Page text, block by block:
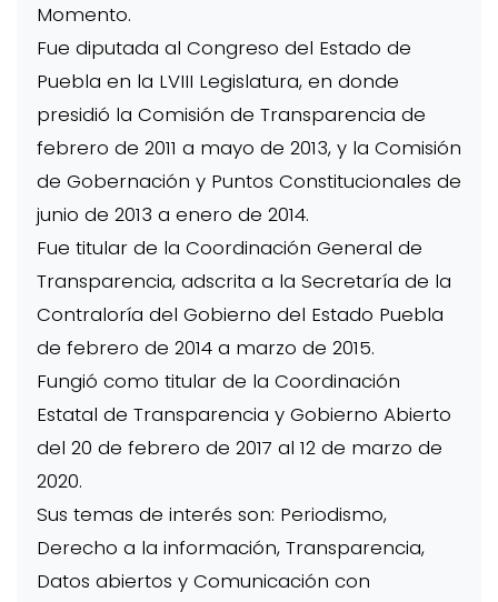
Momento.
Fue diputada al Congreso del Estado de
Puebla en la LVIII Legislatura, en donde
presidió la Comisión de Transparencia de
febrero de 2011 a mayo de 2013, y la Comisión
de Gobernación y Puntos Constitucionales de
junio de 2013 a enero de 2014.
Fue titular de la Coordinación General de
Transparencia, adscrita a la Secretaría de la
Contraloría del Gobierno del Estado Puebla
de febrero de 2014 a marzo de 2015.
Fungió como titular de la Coordinación
Estatal de Transparencia y Gobierno Abierto
del 20 de febrero de 2017 al 12 de marzo de
2020.
Sus temas de interés son: Periodismo,
Derecho a la información, Transparencia,
Datos abiertos y Comunicación con